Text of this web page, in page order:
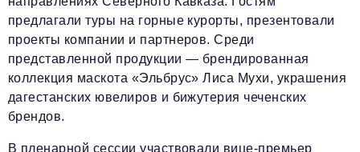
Социальная сфера
ЖКХ
Образование
предлагали туры на горные курорты, презентовали
проекты компании и партнеров. Среди
представленной продукции — брендированная
коллекция маскота «Эльбрус» Лиса Мухи, украшения
дагестанских ювелиров и бижутерия чеченских
брендов.
В пленарной сессии участвовали вице-премьер